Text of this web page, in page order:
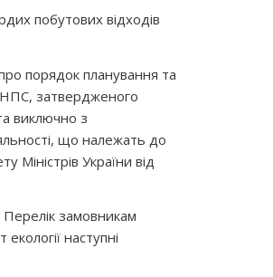
побутових відходів
порядок планування та
затвердженого
виключно з
що належать до
України від
замовникам
наступні